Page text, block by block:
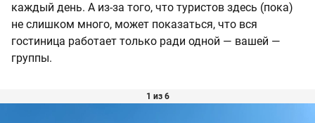
каждый день. А из-за того, что туристов здесь (пока)
не слишком много, может показаться, что вся
гостиница работает только ради одной — вашей —
группы.
1 из 6